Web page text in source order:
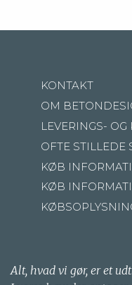
KONTAKT
OM
LEVERINGS-
OFTE STILLEDE
KØB
KØB
Alt, hvad vi gør, er et